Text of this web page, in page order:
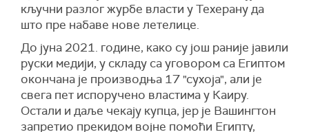
кључни разлог журбе власти у Техерану да
што пре набаве нове летелице.
До јуна 2021. године, како су још раније јавили
руски медији, у складу са уговором са Египтом
окончана је производња 17 "сухоја", али је
свега пет испоручено властима у Каиру.
Остали и даље чекају купца, јер је Вашингтон
запретио прекидом војне помоћи Египту,